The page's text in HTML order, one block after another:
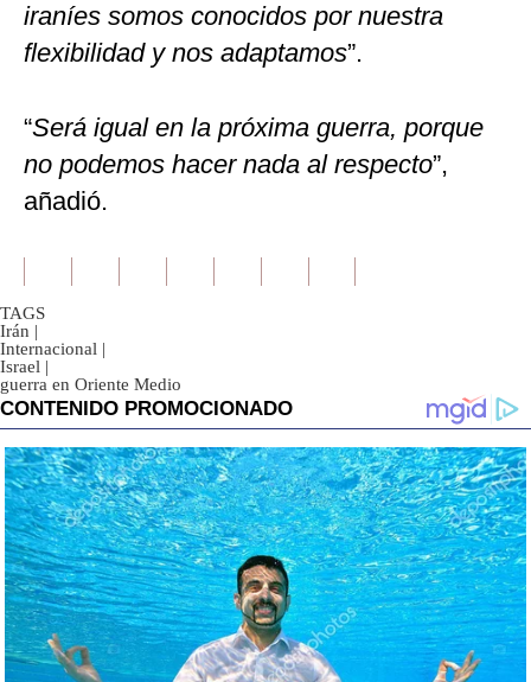
iraníes somos conocidos por nuestra
flexibilidad y nos adaptamos”.
“Será igual en la próxima guerra, porque
no podemos hacer nada al respecto”,
añadió.
TAGS
Irán |
Internacional |
Israel |
guerra en Oriente Medio